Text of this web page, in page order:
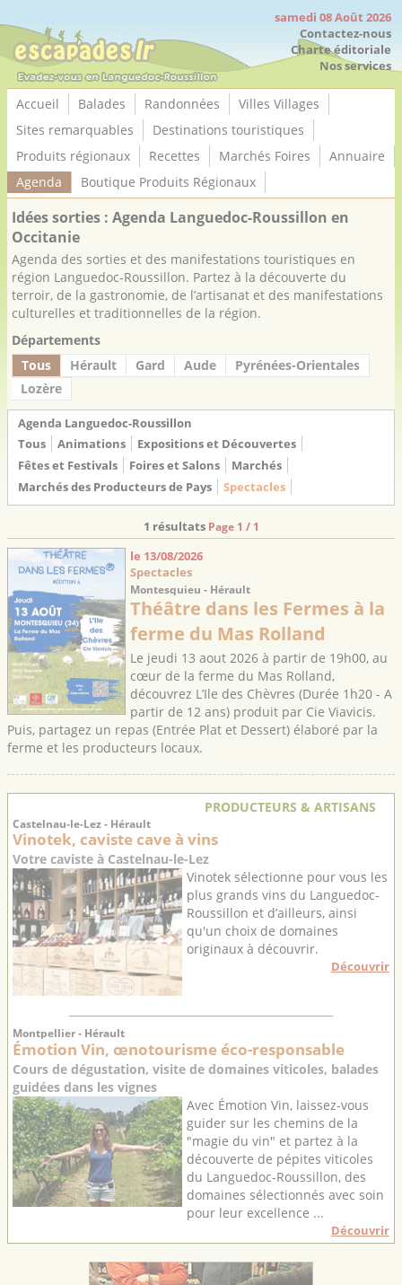
samedi 08 Août 2026
Contactez-nous
Charte éditoriale
Nos services
Accueil Balades Randonnées
Villes Villages
Sites remarquables
Destinations touristiques
Produits régionaux
Recettes Marchés Foires
Annuaire
Agenda
Boutique Produits Régionaux
Idées sorties : Agenda Languedoc-Roussillon en
Occitanie
Agenda des sorties et des manifestations touristiques en
région Languedoc-Roussillon. Partez à la découverte du
terroir, de la gastronomie, de l’artisanat et des manifestations
culturelles et traditionnelles de la région.
Départements
Tous
Hérault Gard Aude
Pyrénées-Orientales
Lozère
Agenda Languedoc-Roussillon
Tous
Animations
Expositions et Découvertes
Fêtes et Festivals
Foires et Salons
Marchés
Marchés des Producteurs de Pays
Spectacles
1 résultats Page 1 / 1
le 13/08/2026
Spectacles
Montesquieu - Hérault
Théâtre dans les Fermes à la
ferme du Mas Rolland
Le jeudi 13 aout 2026 à partir de 19h00, au
cœur de la ferme du Mas Rolland,
découvrez L’Ile des Chèvres (Durée 1h20 - A
partir de 12 ans) produit par Cie Viavicis.
Puis, partagez un repas (Entrée Plat et Dessert) élaboré par la
ferme et les producteurs locaux.
PRODUCTEURS & ARTISANS
Castelnau-le-Lez - Hérault
Vinotek, caviste cave à vins
Votre caviste à Castelnau-le-Lez
Vinotek sélectionne pour vous les
plus grands vins du Languedoc-
Roussillon et d’ailleurs, ainsi
qu'un choix de domaines
originaux à découvrir.
Découvrir
Montpellier - Hérault
Émotion Vin, œnotourisme éco-responsable
Cours de dégustation, visite de domaines viticoles, balades
guidées dans les vignes
Avec Émotion Vin, laissez-vous
guider sur les chemins de la
"magie du vin" et partez à la
découverte de pépites viticoles
du Languedoc-Roussillon, des
domaines sélectionnés avec soin
pour leur excellence ...
Découvrir